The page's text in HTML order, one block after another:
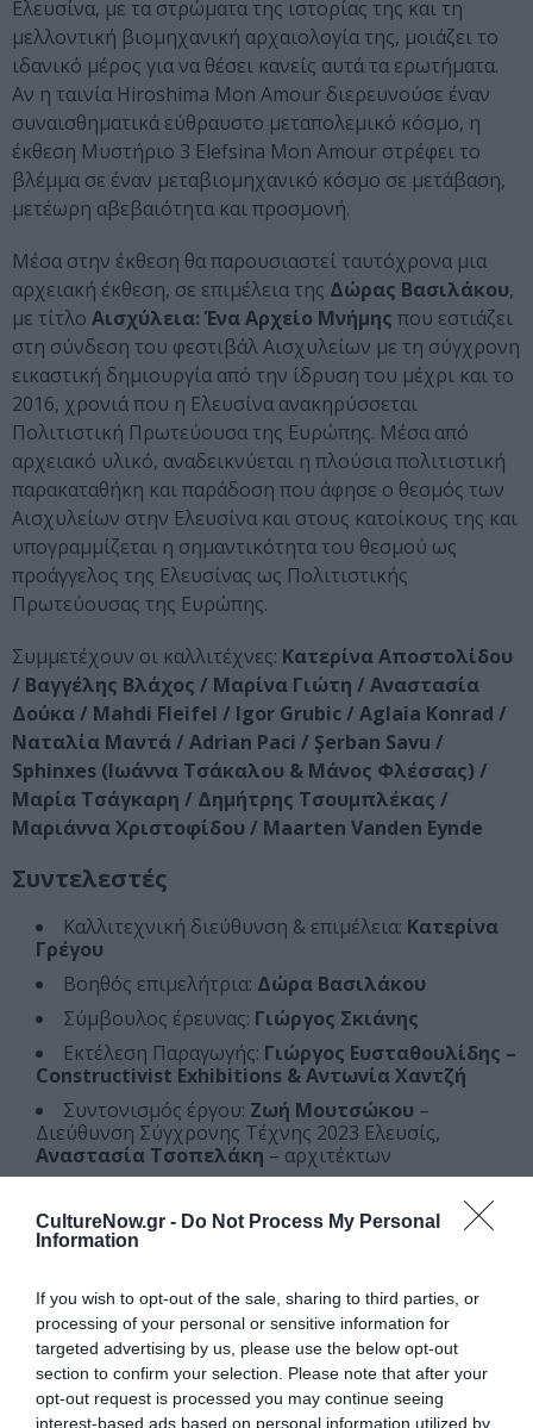
CultureNow.gr - Do Not Process My Personal
Information
If you wish to opt-out of the sale, sharing to third parties, or
processing of your personal or sensitive information for
targeted advertising by us, please use the below opt-out
section to confirm your selection. Please note that after your
opt-out request is processed you may continue seeing
interest-based ads based on personal information utilized by
Ελευσίνα, με τα στρώματα της ιστορίας της και τη
μελλοντική βιομηχανική αρχαιολογία της, μοιάζει το
ιδανικό μέρος για να θέσει κανείς αυτά τα ερωτήματα.
Αν η ταινία Hiroshima Mon Amour διερευνούσε έναν
συναισθηματικά εύθραυστο μεταπολεμικό κόσμο, η
έκθεση Μυστήριο 3 Elefsina Mon Amour στρέφει το
βλέμμα σε έναν μεταβιομηχανικό κόσμο σε μετάβαση,
μετέωρη αβεβαιότητα και προσμονή.
Μέσα στην έκθεση θα παρουσιαστεί ταυτόχρονα μια
αρχειακή έκθεση, σε επιμέλεια της Δώρας Βασιλάκου,
με τίτλο Αισχύλεια: Ένα Αρχείο Μνήμης που εστιάζει
στη σύνδεση του φεστιβάλ Αισχυλείων με τη σύγχρονη
εικαστική δημιουργία από την ίδρυση του μέχρι και το
2016, χρονιά που η Ελευσίνα ανακηρύσσεται
Πολιτιστική Πρωτεύουσα της Ευρώπης. Μέσα από
αρχειακό υλικό, αναδεικνύεται η πλούσια πολιτιστική
παρακαταθήκη και παράδοση που άφησε ο θεσμός των
Αισχυλείων στην Ελευσίνα και στους κατοίκους της και
υπογραμμίζεται η σημαντικότητα του θεσμού ως
προάγγελος της Ελευσίνας ως Πολιτιστικής
Πρωτεύουσας της Ευρώπης.
Συμμετέχουν οι καλλιτέχνες: Κατερίνα Αποστολίδου
/ Βαγγέλης Βλάχος / Μαρίνα Γιώτη / Αναστασία
Δούκα / Mahdi Fleifel / Ιgor Grubic / Aglaia Konrad /
Ναταλία Μαντά / Adrian Paci / Şerban Savu /
Sphinxes (Ιωάννα Τσάκαλου & Μάνος Φλέσσας) /
Μαρία Τσάγκαρη / Δημήτρης Τσουμπλέκας /
Μαριάννα Χριστοφίδου / Maarten Vanden Eynde
Συντελεστές
Καλλιτεχνική διεύθυνση & επιμέλεια: Κατερίνα
Γρέγου
Βοηθός επιμελήτρια: Δώρα Βασιλάκου
Σύμβουλος έρευνας: Γιώργος Σκιάνης
Εκτέλεση Παραγωγής: Γιώργος Ευσταθουλίδης –
Constructivist Exhibitions & Αντωνία Χαντζή
Συντονισμός έργου: Ζωή Μoυτσώκου –
Διεύθυνση Σύγχρονης Τέχνης 2023 Ελευσίς,
Αναστασία Τσοπελάκη – αρχιτέκτων
Μία παραγωγή της 2023 Ελευσίς Πολιτιστική Πρωτεύουσα
της Ευρώπης
(ΕΜΣΤ)
Κεντρική φωτογραφία θέματος: Mahdi Fleifel, Elefsina Notre
Amour, 2023 (στιγμιότυπο)